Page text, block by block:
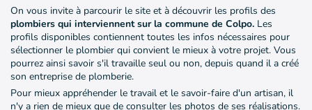
On vous invite à parcourir le site et à découvrir les profils des
plombiers qui interviennent sur la commune de Colpo. Les
profils disponibles contiennent toutes les infos nécessaires pour
sélectionner le plombier qui convient le mieux à votre projet. Vous
pourrez ainsi savoir s'il travaille seul ou non, depuis quand il a créé
son entreprise de plomberie.
Pour mieux appréhender le travail et le savoir-faire d'un artisan, il
n'y a rien de mieux que de consulter les photos de ses réalisations.